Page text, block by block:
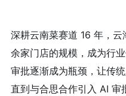
深耕云南菜赛道 16 年，
余家门店的规模，成为行
审批逐渐成为瓶颈，让传
直到与合思合作引入 AI 审